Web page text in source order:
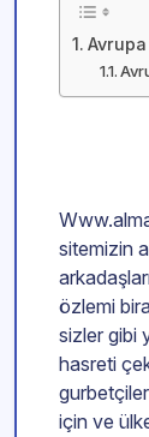
sitemizin
özlemi
sizler gibi
hasreti
için ve